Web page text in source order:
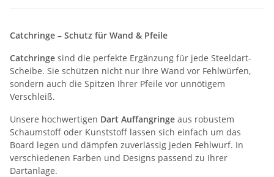
Catchringe – Schutz für Wand & Pfeile
Catchringe sind die perfekte Ergänzung für jede Steeldart-
Scheibe. Sie schützen nicht nur Ihre Wand vor Fehlwürfen,
sondern auch die Spitzen Ihrer Pfeile vor unnötigem
Verschleiß.
Unsere hochwertigen Dart Auffangringe aus robustem
Schaumstoff oder Kunststoff lassen sich einfach um das
Board legen und dämpfen zuverlässig jeden Fehlwurf. In
verschiedenen Farben und Designs passend zu Ihrer
Dartanlage.